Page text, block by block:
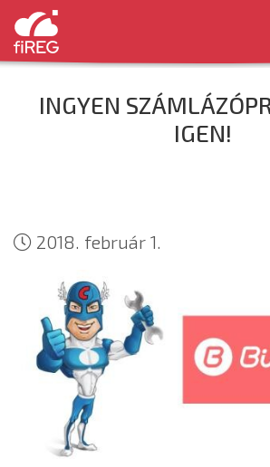
INGYEN
IGEN!
2018. február 1.